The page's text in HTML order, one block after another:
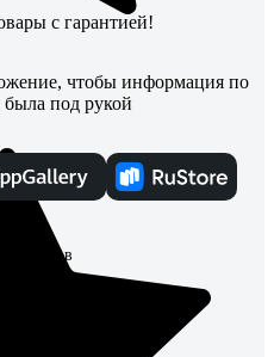
с гарантией!
чтобы информация по
была под рукой